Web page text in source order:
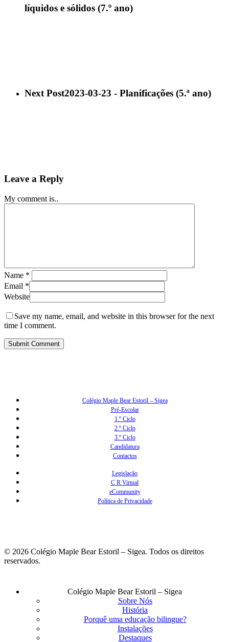
líquidos e sólidos (7.º ano)
Next Post2023-03-23 - Planificações (5.ª ano)
Leave a Reply
My comment is..
Name *
Email *
Website
Save my name, email, and website in this browser for the next
time I comment.
Colégio Maple Bear Estoril – Sigea
Pré-Escolar
1.º Ciclo
2.º Ciclo
3.º Ciclo
Candidatura
Contactos
Legislação
C R Virtual
eCommunity
Política de Privacidade
© 2026 Colégio Maple Bear Estoril – Sigea. Todos os direitos
reservados.
Fechar
Colégio Maple Bear Estoril – Sigea
Sobre Nós
História
Porquê uma educação bilingue?
Instalações
Destaques